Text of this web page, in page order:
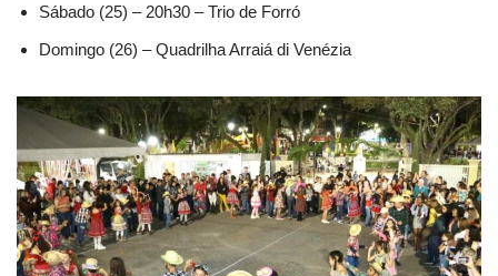
Sábado (25) – 20h30 – Trio de Forró
Domingo (26) – Quadrilha Arraiá di Venézia